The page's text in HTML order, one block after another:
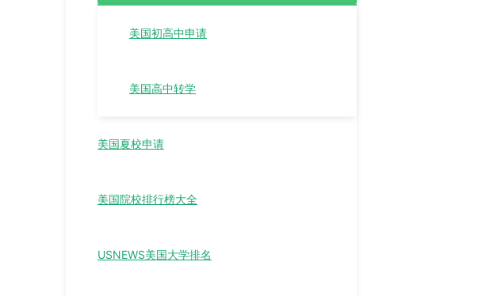
美国初高中申请
美国高中转学
美国夏校申请
美国院校排行榜大全
USNEWS美国大学排名